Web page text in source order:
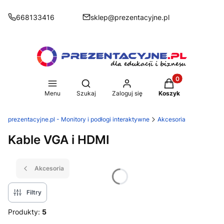
668133416 sklep@prezentacyjne.pl
Menu
Otwórz wyszukiwarkę
Szukaj Zaloguj się
Produkty w
Koszyk
prezentacyjne.pl - Monitory i podłogi interaktywne Akcesoria
Kable VGA i HDMI
Akcesoria
Filtry
Produkty: 5